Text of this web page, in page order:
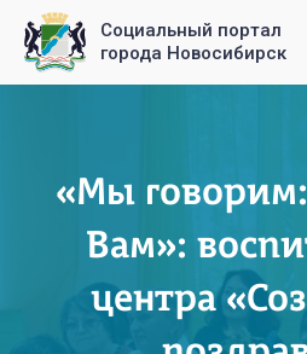
Социальный портал
города Новосибирск
«Мы
Вам»:
центра